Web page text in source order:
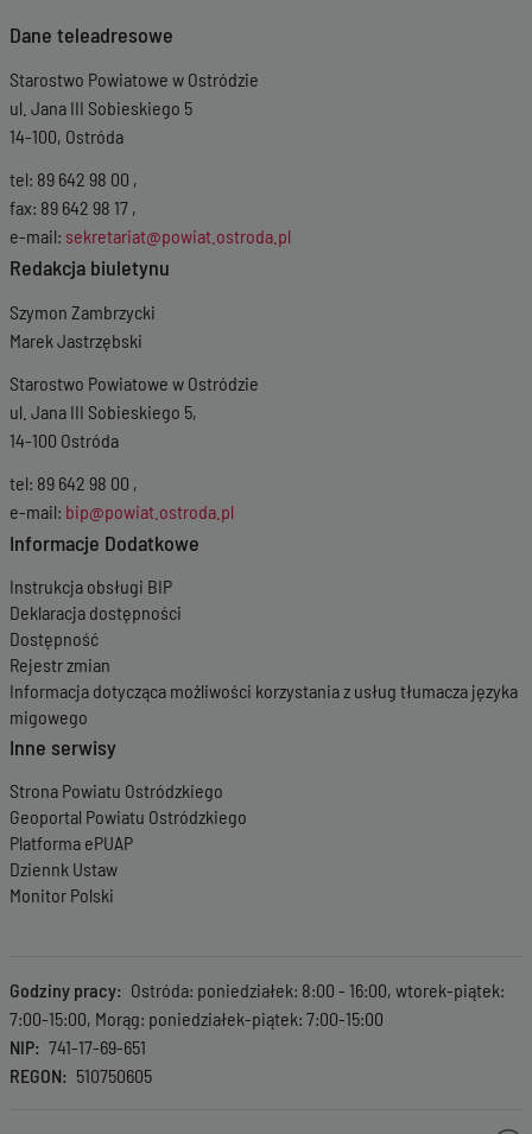
Dane teleadresowe
Starostwo Powiatowe w Ostródzie
ul. Jana III Sobieskiego 5
14-100, Ostróda
tel: 89 642 98 00 ,
fax: 89 642 98 17 ,
e-mail: sekretariat@powiat.ostroda.pl
Redakcja biuletynu
Szymon Zambrzycki
Marek Jastrzębski
Starostwo Powiatowe w Ostródzie
ul. Jana III Sobieskiego 5,
14-100 Ostróda
tel: 89 642 98 00 ,
e-mail: bip@powiat.ostroda.pl
Informacje Dodatkowe
Instrukcja obsługi BIP
Deklaracja dostępności
Dostępność
Rejestr zmian
Informacja dotycząca możliwości korzystania z usług tłumacza języka
migowego
Inne serwisy
Strona Powiatu Ostródzkiego
Geoportal Powiatu Ostródzkiego
Platforma ePUAP
Dziennk Ustaw
Monitor Polski
Godziny pracy
Ostróda: poniedziałek: 8:00 - 16:00, wtorek-piątek:
7:00-15:00, Morąg: poniedziałek-piątek: 7:00-15:00
NIP
741-17-69-651
REGON
510750605